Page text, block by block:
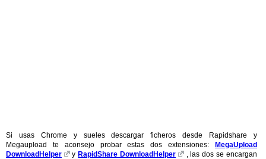
Si usas Chrome y sueles descargar ficheros desde Rapidshare y
Megaupload te aconsejo probar estas dos extensiones:
MegaUpload
DownloadHelper
y RapidShare DownloadHelper
, las dos se encargan